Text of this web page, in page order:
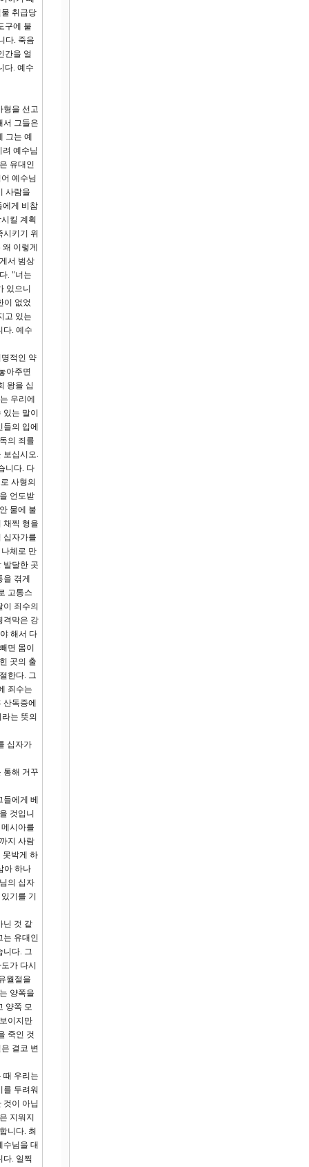
취급당
구에 불
다. 죽음
간을 얼
다. 예수
형을 선고
서 그들은
그는 예
예수님
유대인
예수님
사람을
에게 비참
킬 계획
키기 위
이렇게
서 범상
. "너는
있으니
이 없었
고 있는
다. 예수
적인 약
아주면
왕을 십
우리에
는 말이
의 입에
의 죄를
보십시오.
니다. 다
사형의
언도받
물에 불
채찍 형을
십자가를
체로 만
발달한 곳
겪게
고통스
죄수의
격막은 강
해서 다
면 몸이
곳의 출
한다. 그
죄수는
독증에
는 뜻의
십자가
통해 거꾸
에게 베
것입니
시아를
지 사람
못박게 하
아 하나
의 십자
기를 기
닌 것 같
는 유대인
니다. 그
가 다시
월절을
양쪽을
양쪽 모
이지만
죽인 것
결코 변
때 우리는
를 두려워
것이 아닙
지워지
니다. 최
수님을 대
다. 일찍